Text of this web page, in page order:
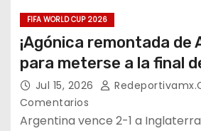
FIFA WORLD CUP 2026
¡Agónica remontada de
para meterse a la final
Jul 15, 2026
Comentarios
Argentina vence 2-1 a